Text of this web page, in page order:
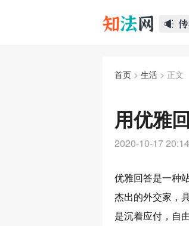
首页 > 生活 > 正文
用优雅
2020-10-17
优雅回答是一种
杰出的外交家，
是沉着应付，自